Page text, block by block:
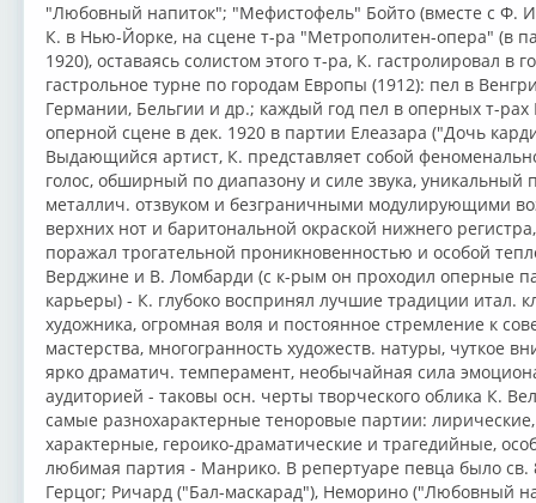
"Любовный напиток"; "Мефистофель" Бойто (вместе с Ф.
К. в Нью-Йорке, на сцене т-ра "Метрополитен-опера" (в
1920), оставаясь солистом этого т-ра, К. гастролировал
гастрольное турне по городам Европы (1912): пел в
Германии, Бельгии и др.; каждый год пел в оперных т-
оперной сцене в дек. 1920 в партии Елеазара ("Дочь
Выдающийся артист, К. представляет собой
голос, обширный по диапазону и силе звука, уникальный
металлич. отзвуком и безграничными модулирующими
верхних нот и баритональной окраской нижнего
поражал трогательной проникновенностью и особой
Верджине и В. Ломбарди (с к-рым он проходил оперные
карьеры) - К. глубоко воспринял лучшие традиции итал.
художника, огромная воля и постоянное стремление к
мастерства, многогранность художеств. натуры, чуткое
ярко драматич. темперамент, необычайная сила
аудиторией - таковы осн. черты творческого облика К.
самые разнохарактерные теноровые партии:
характерные, героико-драматические и трагедийные,
любимая партия - Манрико. В репертуаре певца было
Герцог; Ричард ("Бал-маскарад"), Неморино ("Любовный